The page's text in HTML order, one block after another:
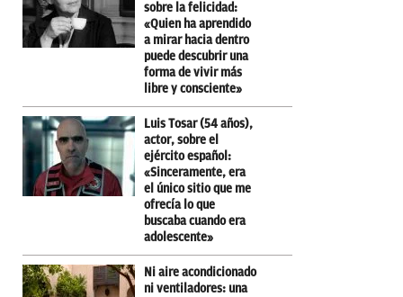
sobre la felicidad:
«Quien ha aprendido
a mirar hacia dentro
puede descubrir una
forma de vivir más
libre y consciente»
Luis Tosar (54 años),
actor, sobre el
ejército español:
«Sinceramente, era
el único sitio que me
ofrecía lo que
buscaba cuando era
adolescente»
Ni aire acondicionado
ni ventiladores: una